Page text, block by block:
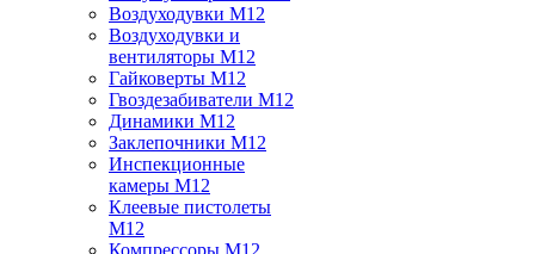
Воздуходувки M12
Воздуходувки и
вентиляторы M12
Гайковерты M12
Гвоздезабиватели M12
Динамики M12
Заклепочники M12
Инспекционные
камеры M12
Клеевые пистолеты
M12
Компрессоры M12